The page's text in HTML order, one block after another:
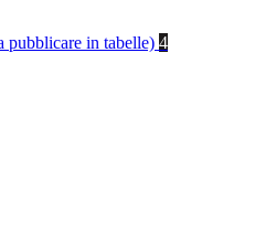
pubblicare in tabelle) 4